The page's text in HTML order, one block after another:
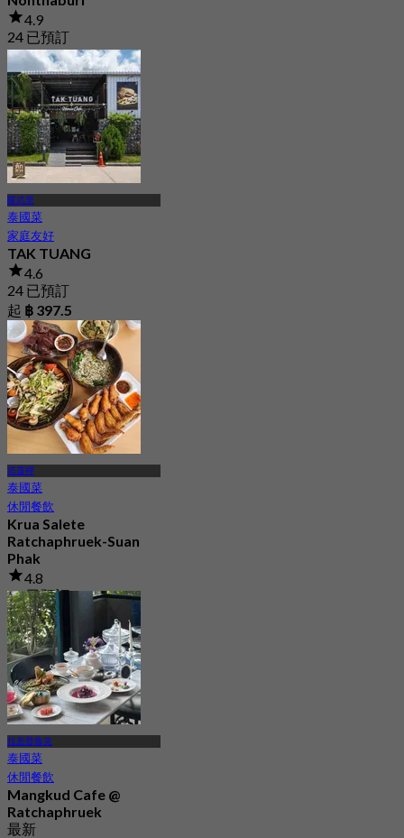
4.9
24 已預訂
起฿ 425
暖武里
泰國菜
家庭友好
TAK TUANG
4.6
24 已預訂
起 ฿ 397.5
塔靈禪
泰國菜
休閒餐飲
Krua Salete
Ratchaphruek-Suan
Phak
4.8
12 已預訂
起฿ 212.5
拉差普魯克
泰國菜
休閒餐飲
Mangkud Cafe @
Ratchaphruek
最新